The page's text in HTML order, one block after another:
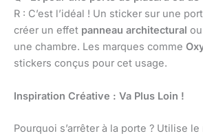
R : C’est l’idéal ! Un sticker sur une
créer un effet panneau architectural ou
une chambre. Les marques comme
stickers conçus pour cet usage.
Inspiration Créative : Va Plus Loin !
Pourquoi s’arrêter à la porte ? Utilise